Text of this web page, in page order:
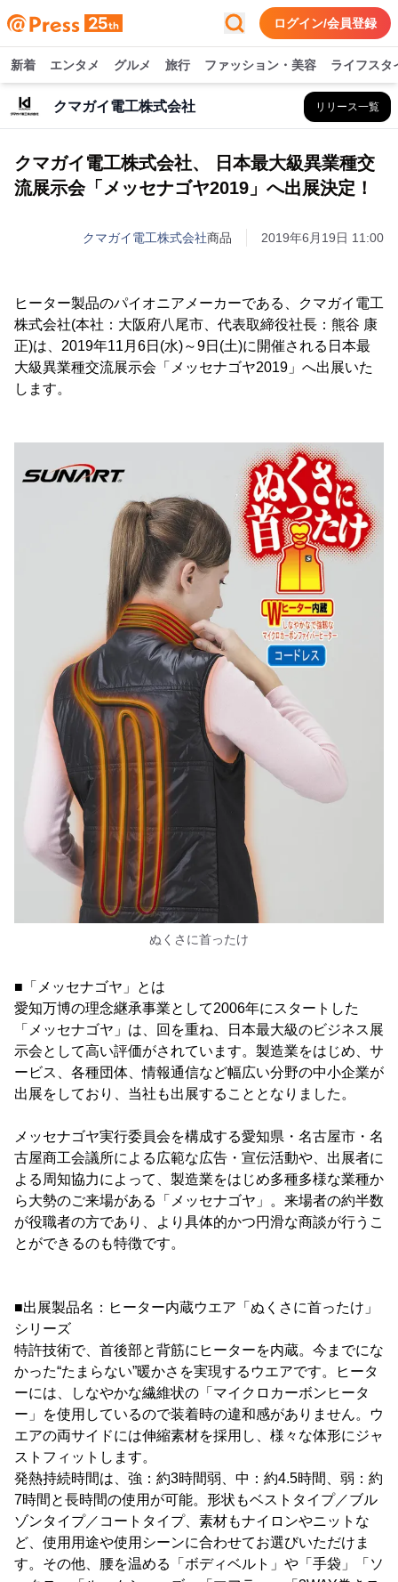
ログイン/会員登録
新着 エンタメ グルメ 旅行 ファッション・美容 ライフスタ
クマガイ電工株式会社 リリース一覧
クマガイ電工株式会社、 日本最大級異業種交
流展示会「メッセナゴヤ2019」へ出展決定！
クマガイ電工株式会社商品 2019年6月19日 11:00
ヒーター製品のパイオニアメーカーである、クマガイ電工
株式会社(本社：大阪府八尾市、代表取締役社長：熊谷 康
正)は、2019年11月6日(水)～9日(土)に開催される日本最
大級異業種交流展示会「メッセナゴヤ2019」へ出展いた
します。
ぬくさに首ったけ
■「メッセナゴヤ」とは
愛知万博の理念継承事業として2006年にスタートした
「メッセナゴヤ」は、回を重ね、日本最大級のビジネス展
示会として高い評価がされています。製造業をはじめ、サ
ービス、各種団体、情報通信など幅広い分野の中小企業が
出展をしており、当社も出展することとなりました。
メッセナゴヤ実行委員会を構成する愛知県・名古屋市・名
古屋商工会議所による広範な広告・宣伝活動や、出展者に
よる周知協力によって、製造業をはじめ多種多様な業種か
ら大勢のご来場がある「メッセナゴヤ」。来場者の約半数
が役職者の方であり、より具体的かつ円滑な商談が行うこ
とができるのも特徴です。
■出展製品名：ヒーター内蔵ウエア「ぬくさに首ったけ」
シリーズ
特許技術で、首後部と背筋にヒーターを内蔵。今までにな
かった“たまらない”暖かさを実現するウエアです。ヒータ
ーには、しなやかな繊維状の「マイクロカーボンヒータ
ー」を使用しているので装着時の違和感がありません。ウ
エアの両サイドには伸縮素材を採用し、様々な体形にジャ
ストフィットします。
発熱持続時間は、強：約3時間弱、中：約4.5時間、弱：約
7時間と長時間の使用が可能。形状もベストタイプ／ブル
ゾンタイプ／コートタイプ、素材もナイロンやニットな
ど、使用用途や使用シーンに合わせてお選びいただけま
す。その他、腰を温める「ボディベルト」や「手袋」「ソ